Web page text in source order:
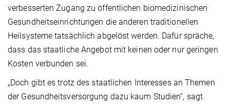
verbesserten Zugang zu öffentlichen biomedizinischen
Gesundheitseinrichtungen die anderen traditionellen
Heilsysteme tatsächlich abgelöst werden. Dafür spräche,
dass das staatliche Angebot mit keinen oder nur geringen
Kosten verbunden sei.
„Doch gibt es trotz des staatlichen Interesses an Themen
der Gesundheitsversorgung dazu kaum Studien“, sagt